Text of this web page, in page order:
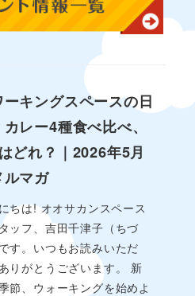
ーキングスペースの日
レー4種食べ比べ、
どれ？｜2026年5月
ルマガ
ちは! オオサカンスペース
ッフ、吉田千津子（ちづ
す。いつもお読みいただ
りがとうございます。 新
節、ウォーキングを始めよ